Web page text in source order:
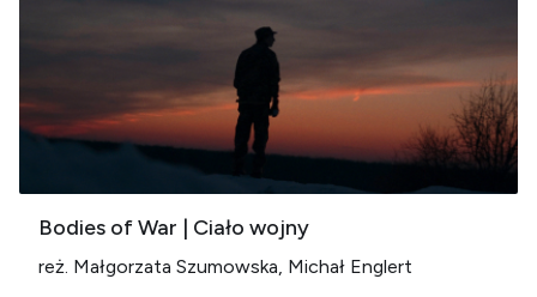
Bodies of War | Ciało wojny
reż. Małgorzata Szumowska, Michał Englert